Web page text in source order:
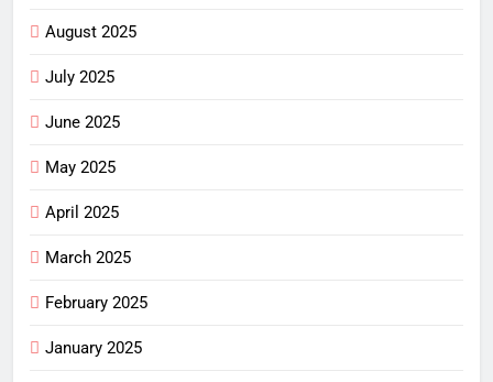
August 2025
July 2025
June 2025
May 2025
April 2025
March 2025
February 2025
January 2025